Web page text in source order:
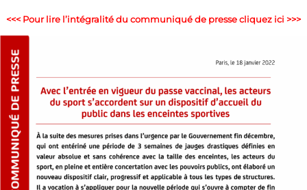
<<< Pour lire l’intégralité du communiqué de presse cliquez ici >>>